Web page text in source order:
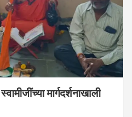
मार्गदर्शनाखाली